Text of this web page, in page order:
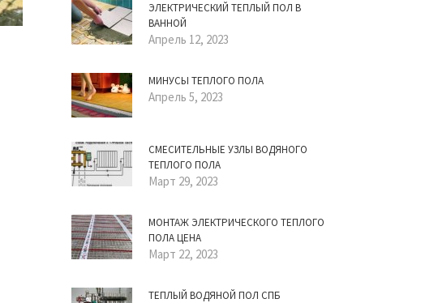
ЭЛЕКТРИЧЕСКИЙ ТЕПЛЫЙ ПОЛ В
ВАННОЙ
Апрель 12, 2023
МИНУСЫ ТЕПЛОГО ПОЛА
Апрель 5, 2023
СМЕСИТЕЛЬНЫЕ УЗЛЫ ВОДЯНОГО
ТЕПЛОГО ПОЛА
Март 29, 2023
МОНТАЖ ЭЛЕКТРИЧЕСКОГО ТЕПЛОГО
ПОЛА ЦЕНА
Март 22, 2023
ТЕПЛЫЙ ВОДЯНОЙ ПОЛ СПБ